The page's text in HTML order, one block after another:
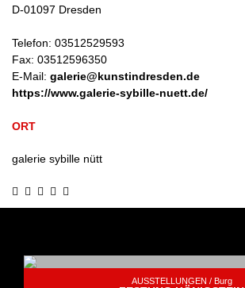
D-01097 Dresden
Telefon: 03512529593
Fax: 03512596350
E-Mail: galerie@kunstindresden.de
https://www.galerie-sybille-nuett.de/
ORT
galerie sybille nütt
AUSSTELLUNGEN / Burg